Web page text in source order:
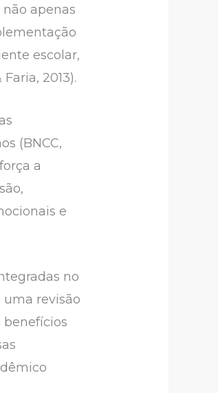
apenas
escolar,
2013).
(BNCC,
a
e
no
revisão
benefícios